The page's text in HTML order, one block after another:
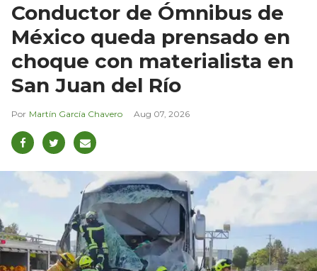
Conductor de Ómnibus de
México queda prensado en
choque con materialista en
San Juan del Río
Martín García Chavero Aug 07, 2026